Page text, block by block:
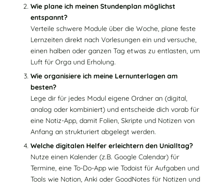
Wie plane ich meinen Stundenplan möglichst
entspannt?
Verteile schwere Module über die Woche, plane feste
Lernzeiten direkt nach Vorlesungen ein und versuche,
einen halben oder ganzen Tag etwas zu entlasten, um
Luft für Orga und Erholung.
Wie organisiere ich meine Lernunterlagen am
besten?
Lege dir für jedes Modul eigene Ordner an (digital,
analog oder kombiniert) und entscheide dich vorab für
eine Notiz‑App, damit Folien, Skripte und Notizen von
Anfang an strukturiert abgelegt werden.
Welche digitalen Helfer erleichtern den Unialltag?
Nutze einen Kalender (z.B. Google Calendar) für
Termine, eine To‑Do‑App wie Todoist für Aufgaben und
Tools wie Notion, Anki oder GoodNotes für Notizen und